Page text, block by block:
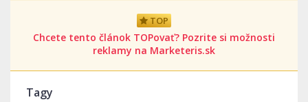
TOP
Chcete tento článok TOPovať? Pozrite si možnosti
reklamy na Marketeris.sk
Tagy